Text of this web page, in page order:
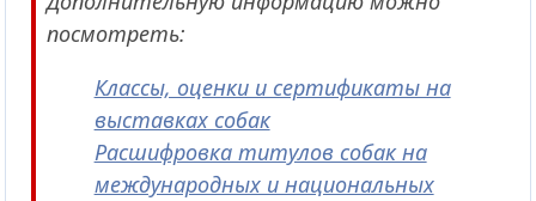
посмотреть:
Классы, оценки и сертификаты на
выставках собак
Расшифровка титулов собак на
международных и национальных